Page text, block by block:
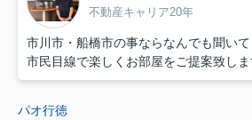
不動産キャリア20年
市川市・船橋市の事ならなんでも聞いて
市民目線で楽しくお部屋をご提案致しま
パオ行徳